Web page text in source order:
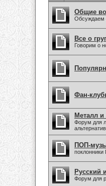
Общие
Обсуждаем
Все о
Говорим о
Фан-
Металл и
Форум для
ПОП-
Русский
Форум для